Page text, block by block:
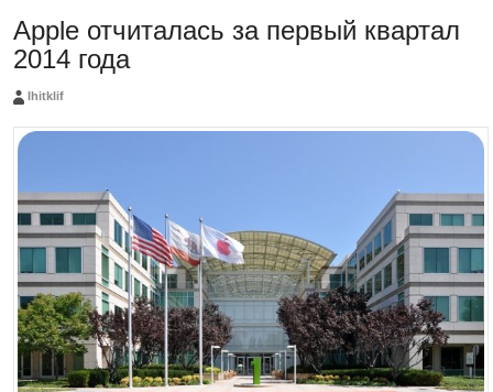
Apple отчиталась за первый квартал
2014 года
Ihitklif